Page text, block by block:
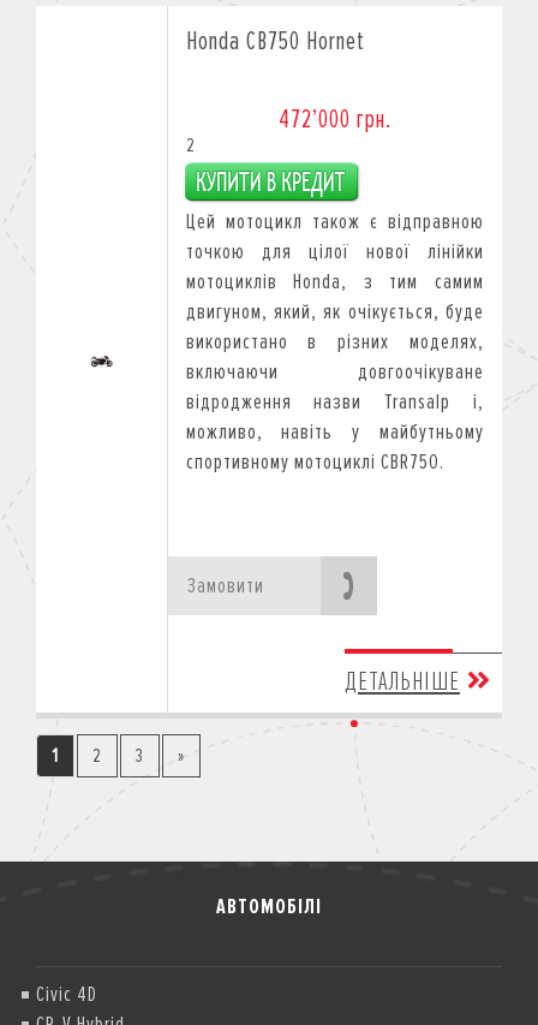
Honda CB750 Hornet
472’000 грн.
2
Цей мотоцикл також є відправною
точкою для цілої нової лінійки
мотоциклів Honda, з тим самим
двигуном, який, як очікується, буде
використано в різних моделях,
включаючи довгоочікуване
відродження назви Transalp і,
можливо, навіть у майбутньому
спортивному мотоциклі CBR750.
Замовити
ДЕТАЛЬНІШЕ
1 2 3 »
АВТОМОБІЛІ
Civic 4D